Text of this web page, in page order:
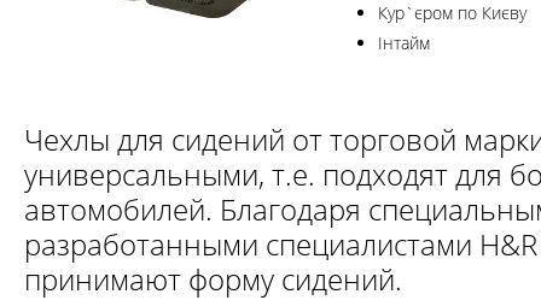
Кур`єром по Києву
Інтайм
Чехлы для сидений от торговой
универсальными, т.е. подходят для
автомобилей. Благодаря
разработанными специалистами
принимают форму сидений.